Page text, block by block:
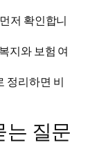
저 확인합니
지와 보험 여
정리하면 비
는 질문